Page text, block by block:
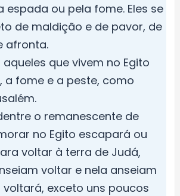
espada ou pela fome. Eles se
de maldição e de pavor, de
afronta.
que vivem no Egito
a fome e a peste, como
o remanescente de
no Egito escapará ou
voltar à terra de Judá,
voltar e nela anseiam
voltará, exceto uns poucos